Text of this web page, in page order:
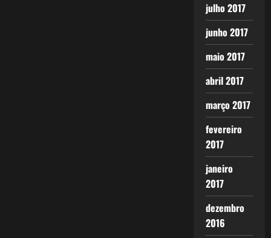
julho 2017
junho 2017
maio 2017
abril 2017
março 2017
fevereiro
2017
janeiro
2017
dezembro
2016